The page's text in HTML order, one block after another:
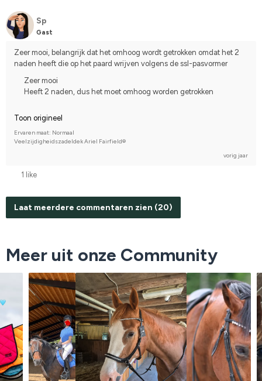
Sp
Gast
Zeer mooi, belangrijk dat het omhoog wordt getrokken omdat het 2
naden heeft die op het paard wrijven volgens de ssl-pasvormer
Zeer mooi
Heeft 2 naden, dus het moet omhoog worden getrokken
Toon origineel
Ervaren maat: Normaal
Veelzijdigheidszadeldek Ariel Fairfield®
vorig jaar
1 like
Laat meerdere commentaren zien (20)
Meer uit onze Community